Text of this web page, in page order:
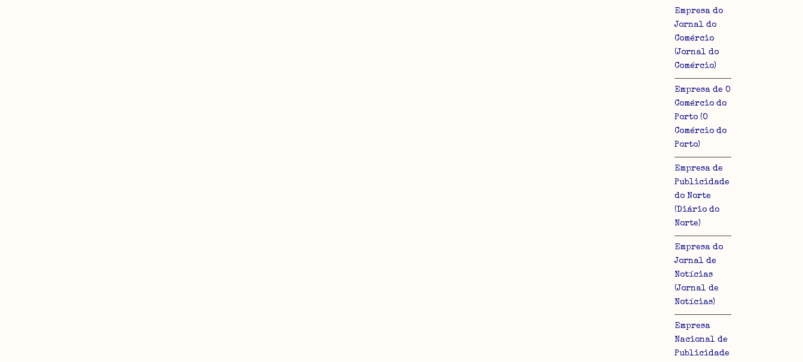
Empresa do
Jornal do
Comércio
(Jornal do
Comércio)
Empresa de O
Comércio do
Porto (O
Comércio do
Porto)
Empresa de
Publicidade
do Norte
(Diário do
Norte)
Empresa do
Jornal de
Notícias
(Jornal de
Notícias)
Empresa
Nacional de
Publicidade